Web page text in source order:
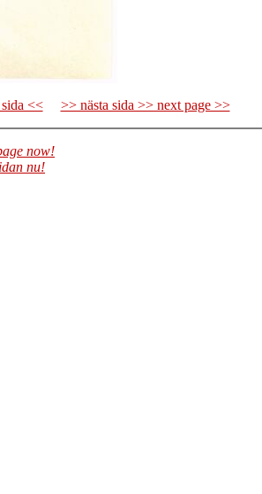
<< >> nästa sida >> next page >>
now!
nu!